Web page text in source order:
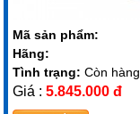
Mã sản phẩm:
Hãng:
Tình trạng:Còn hàng
Giá :5.845.000 đ